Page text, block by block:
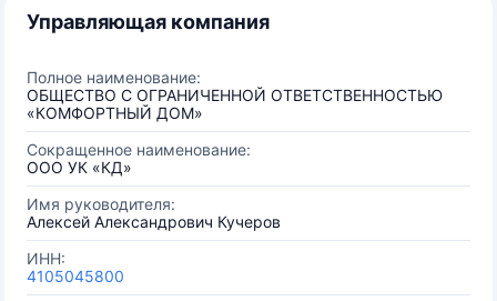
Управляющая компания
Полное наименование:
ОБЩЕСТВО С ОГРАНИЧЕННОЙ ОТВЕТСТВЕННОСТЬЮ
«КОМФОРТНЫЙ ДОМ»
Сокращенное наименование:
ООО УК «КД»
Имя руководителя:
Алексей Александрович Кучеров
ИНН:
4105045800